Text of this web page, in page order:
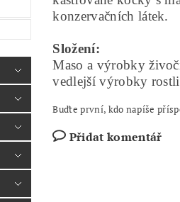
konzervačních látek.
Složení:
Maso a výrobky
vedlejší výrobky
Buďte první, kdo napíše
Přidat komentář